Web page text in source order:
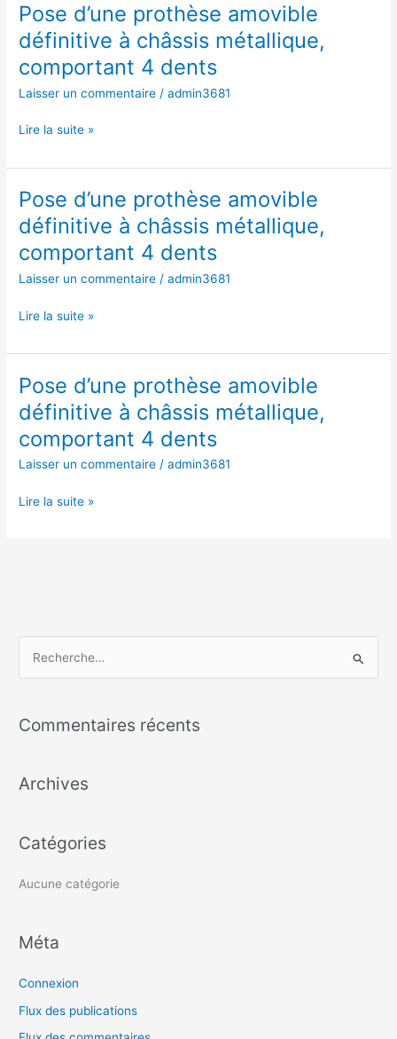
dents
Pose d’une prothèse amovible
définitive à châssis métallique,
comportant 4 dents
Laisser un commentaire /admin3681
Pose
d’une
prothèse
amovible
définitive
châssis
comportant
dents
Lire la suite »
Pose d’une prothèse amovible
définitive à châssis métallique,
comportant 4 dents
Laisser un commentaire /admin3681
Pose
d’une
prothèse
amovible
définitive
châssis
comportant
dents
Lire la suite »
Pose d’une prothèse amovible
définitive à châssis métallique,
comportant 4 dents
Laisser un commentaire /admin3681
Pose
d’une
prothèse
amovible
définitive
châssis
Lire la suite »
h
r
e
r
Commentaires récents
Archives
Catégories
Aucune catégorie
Méta
Connexion
Flux des publications